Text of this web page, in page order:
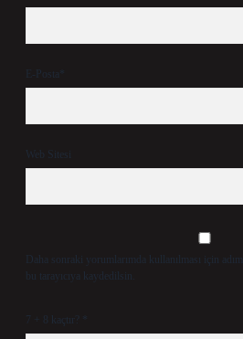
E-Posta*
Web Sitesi
Daha sonraki yorumlarımda kullanılması için
bu tarayıcıya kaydedilsin.
7 + 8 kaçtır? *